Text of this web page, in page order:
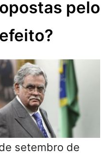
pelo
setembro de